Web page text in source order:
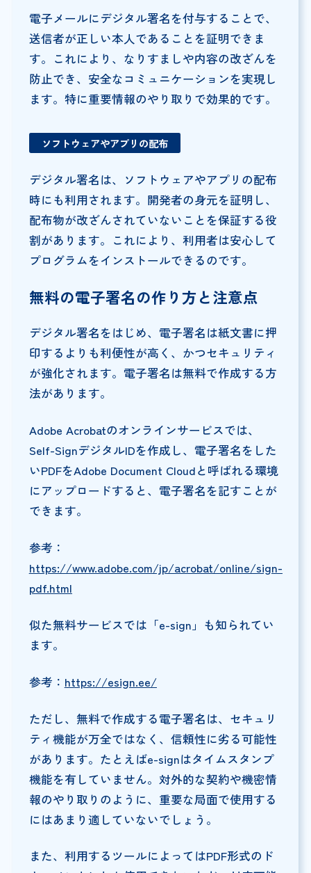
電子メールにデジタル署名を付与することで、
送信者が正しい本人であることを証明できま
す。これにより、なりすましや内容の改ざんを
防止でき、安全なコミュニケーションを実現し
ます。特に重要情報のやり取りで効果的です。
ソフトウェアやアプリの配布
デジタル署名は、ソフトウェアやアプリの配布
時にも利用されます。開発者の身元を証明し、
配布物が改ざんされていないことを保証する役
割があります。これにより、利用者は安心して
プログラムをインストールできるのです。
無料の電子署名の作り方と注意点
デジタル署名をはじめ、電子署名は紙文書に押
印するよりも利便性が高く、かつセキュリティ
が強化されます。電子署名は無料で作成する方
法があります。
Adobe Acrobatのオンラインサービスでは、
Self-SignデジタルIDを作成し、電子署名をした
いPDFをAdobe Document Cloudと呼ばれる環境
にアップロードすると、電子署名を記すことが
できます。
参考：
https://www.adobe.com/jp/acrobat/online/sign-
pdf.html
似た無料サービスでは「e-sign」も知られてい
ます。
参考： https://esign.ee/
ただし、無料で作成する電子署名は、セキュリ
ティ機能が万全ではなく、信頼性に劣る可能性
があります。たとえばe-signはタイムスタンプ
機能を有していません。対外的な契約や機密情
報のやり取りのように、重要な局面で使用する
にはあまり適していないでしょう。
また、利用するツールによってはPDF形式のド